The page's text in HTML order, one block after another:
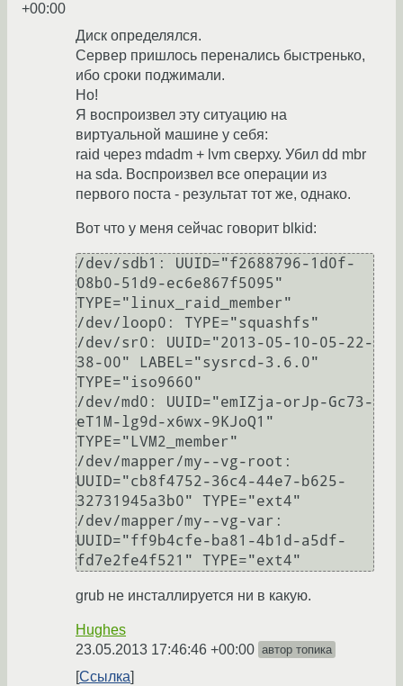
+00:00
Диск определялся.
Cервер пришлось перенались быстренько,
ибо сроки поджимали.
Но!
Я воспроизвел эту ситуацию на
виртуальной машине у себя:
raid через mdadm + lvm сверху. Убил dd mbr
на sda. Воспроизвел все операции из
первого поста - результат тот же, однако.
Вот что у меня сейчас говорит blkid:
/dev/sdb1: UUID="f2688796-1d0f-
08b0-51d9-ec6e867f5095"
TYPE="linux_raid_member"
/dev/loop0: TYPE="squashfs"
/dev/sr0: UUID="2013-05-10-05-22-
38-00" LABEL="sysrcd-3.6.0"
TYPE="iso9660"
/dev/md0: UUID="emIZja-orJp-Gc73-
eT1M-lg9d-x6wx-9KJoQ1"
TYPE="LVM2_member"
/dev/mapper/my--vg-root:
UUID="cb8f4752-36c4-44e7-b625-
32731945a3b0" TYPE="ext4"
/dev/mapper/my--vg-var:
UUID="ff9b4cfe-ba81-4b1d-a5df-
grub не инсталлируется ни в какую.
Hughes
23.05.2013 17:46:46 +00:00 автор топика
Ссылка